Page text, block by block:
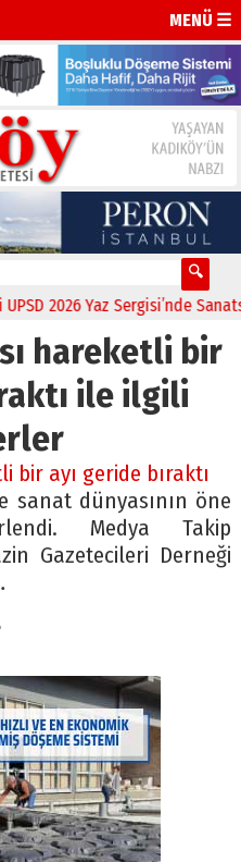
MENÜ ☰
2026 Yaz Sergisi’nde
hareketli bir
ile ilgili
bir ayı geride bıraktı
sanat dünyasının öne
Medya Takip
Gazetecileri Derneği